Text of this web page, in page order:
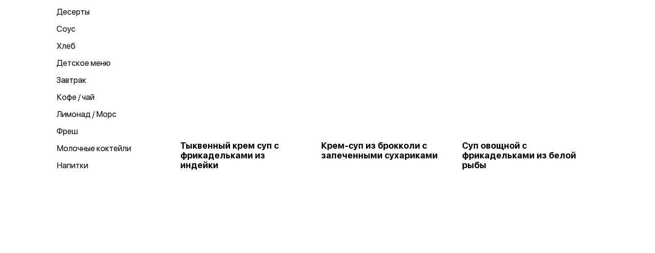
Десерты
Соус
Хлеб
Детское меню
Завтрак
Кофе / чай
Лимонад / Морс
Фреш
Молочные коктейли
Напитки
Тыквенный крем суп с
фрикадельками из
индейки
Крем-суп из брокколи с
запеченными сухариками
Суп овощной с
фрикадельками из белой
рыбы